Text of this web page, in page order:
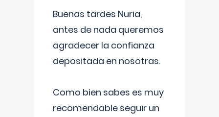
Buenas tardes Nuria,
antes de nada queremos
agradecer la confianza
depositada en nosotras.
Como bien sabes es muy
recomendable seguir un